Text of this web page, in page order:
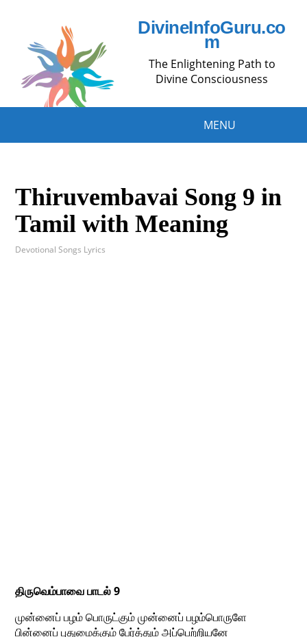
DivineInfoGuru.co
m
The Enlightening Path to
Divine Consciousness
MENU
Thiruvembavai Song 9 in
Tamil with Meaning
Devotional Songs Lyrics
திருவெம்பாவை பாடல் 9
முன்னைப் பழம் பொருட்கும் முன்னைப் பழம்பொருளே
பின்னைப் புதுமைக்கும் பேர்த்தும் அப்பெற்றியனே